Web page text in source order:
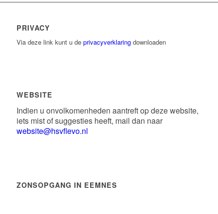
PRIVACY
Via deze link kunt u de privacyverklaringdownloaden
WEBSITE
Indien u onvolkomenheden aantreft op deze website,
iets mist of suggesties heeft, mail dan naar
website@hsvflevo.nl
ZONSOPGANG IN EEMNES